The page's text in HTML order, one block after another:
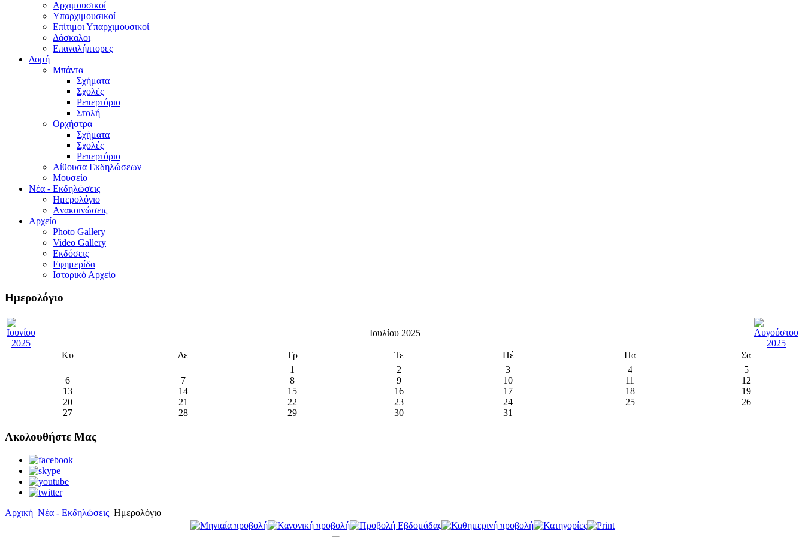
Aρχιμουσικοί
Υπαρχιμουσικοί
Επίτιμοι Υπαρχιμουσικοί
Δάσκαλοι
Επαναλήπτορες
Δομή
Μπάντα
Σχήματα
Σχολές
Ρεπερτόριο
Στολή
Ορχήστρα
Σχήματα
Σχολές
Ρεπερτόριο
Aίθουσα Εκδηλώσεων
Μουσείο
Νέα - Εκδηλώσεις
Ημερολόγιο
Aνακοινώσεις
Αρχείο
Photo Gallery
Video Gallery
Εκδόσεις
Εφημερίδα
Ιστορικό Αρχείο
Ημερολόγιο
Ιουλίου 2025
Κυ Δε Τρ Τε Πέ Πα
Σα
1
2 3 4
5
6
7 8 9 10 11
12
13
14 15 16 17 18
19
20
21 22 23 24 25
26
27
28 29 30 31
Ακολουθήστε Μας
Αρχική Νέα - Εκδηλώσεις Ημερολόγιο